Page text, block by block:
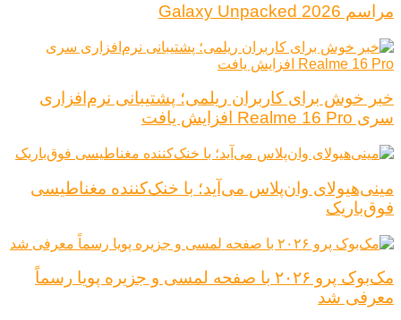
مراسم Galaxy Unpacked 2026
خبر خوش برای کاربران ریلمی؛ پشتیبانی نرم‌افزاری
سری Realme 16 Pro افزایش یافت
مینی‌هیولای وان‌پلاس می‌آید؛ با خنک‌کننده مغناطیسی
فوق‌باریک
مک‌بوک پرو ۲۰۲۶ با صفحه لمسی و جزیره پویا رسماً
معرفی شد